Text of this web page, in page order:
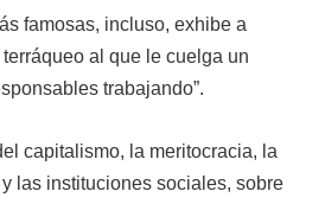
famosas, incluso, exhibe a
al que le cuelga un
trabajando”.
capitalismo, la meritocracia, la
las instituciones sociales, sobre